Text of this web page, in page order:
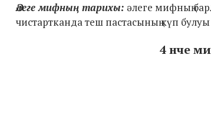
Әлеге мифның тарихы: әлеге мифның
чистартканда теш пастасының күп
4 нче